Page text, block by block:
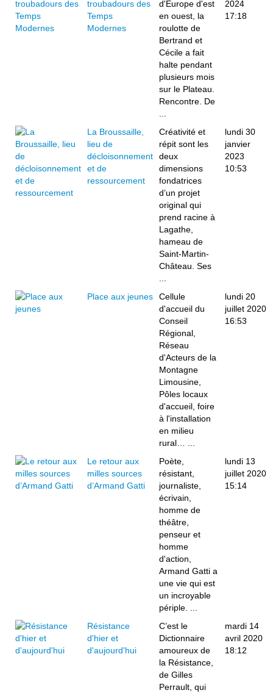
troubadours des
Temps
Modernes
d'Europe d'est
en ouest, la
roulotte de
Bertrand et
Cécile a fait
halte pendant
plusieurs mois
sur le Plateau.
Rencontre. De
2024
17:18
La Broussaille,
lieu de
décloisonnement
et de
ressourcement
Créativité et
répit sont les
deux
dimensions
fondatrices
d’un projet
original qui
prend racine à
Lagathe,
hameau de
Saint-Martin-
Château. Ses
lundi 30
janvier
2023
10:53
Place aux jeunes
Cellule
d'accueil du
Conseil
Régional,
Réseau
d'Acteurs de la
Montagne
Limousine,
Pôles locaux
d'accueil, foire
à l'installation
en milieu
rural… ...
lundi 20
juillet 2020
16:53
Le retour aux
milles sources
d’Armand Gatti
Poète,
résistant,
journaliste,
écrivain,
homme de
théâtre,
penseur et
homme
d'action,
Armand Gatti a
une vie qui est
un incroyable
périple. ...
lundi 13
juillet 2020
15:14
Résistance
d'hier et
d'aujourd'hui
C’est le
Dictionnaire
amoureux de
la Résistance,
de Gilles
Perrault, qui
mardi 14
avril 2020
18:12